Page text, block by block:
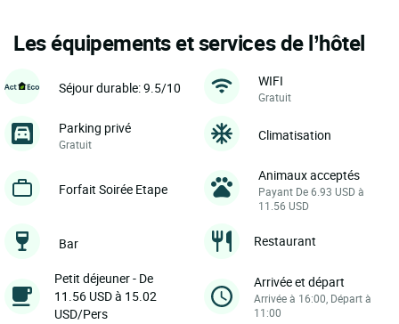
Les équipements et services de l’hôtel
Séjour durable: 9.5/10 WIFI
Gratuit
Parking privé
Gratuit
Climatisation
Forfait Soirée Etape
Animaux acceptés
Payant De 6.93 USD à
11.56 USD
Bar Restaurant
Petit déjeuner - De
11.56 USD à 15.02
USD/Pers
Arrivée et départ
Arrivée à 16:00, Départ à
11:00